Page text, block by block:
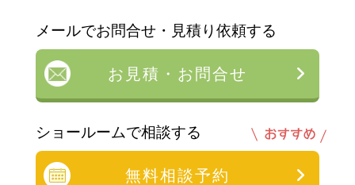
メールでお問合せ・見積り依頼する
お見積・お問合せ
ショールームで相談する
無料相談予約